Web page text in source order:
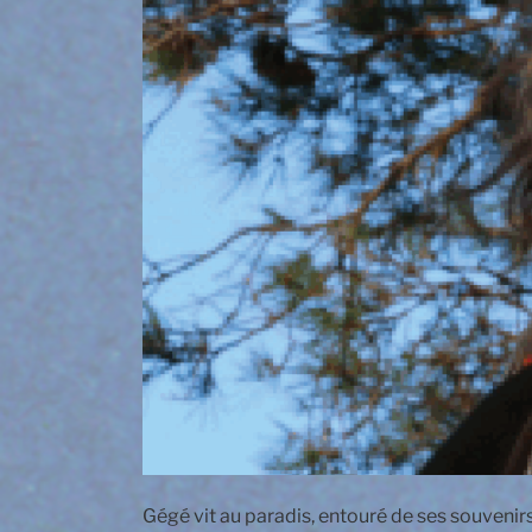
Gégé vit au paradis, entouré de ses